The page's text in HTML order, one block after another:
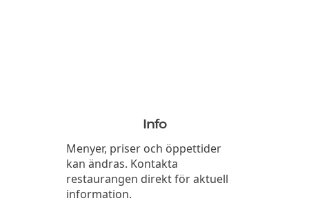
Info
Menyer, priser och öppettider
kan ändras. Kontakta
restaurangen direkt för aktuell
information.